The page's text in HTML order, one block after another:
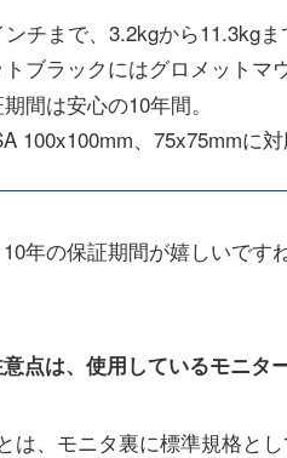
チまで、3.2kgから11.3kgま
ブラックにはグロメットマ
間は安心の10年間。
100x100mm、75x75mmに対
年の保証期間が嬉しいで
点は、使用しているモニタ
は、モニタ裏に標準規格と